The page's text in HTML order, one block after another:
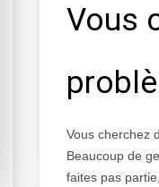
Vous
Vous cherchez
Beaucoup de
faites pas